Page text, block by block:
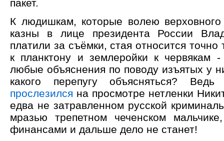
пакет.
К людишкам, которые волею верховного
казны в лице президента России
платили за съёмки, стая относится точно
к планктону и землеройки к червякам -
любые объяснения по поводу изъятых у
какого перепугу объясняться? Ведь
прослезился на просмотре нетленки
едва не затравленном русской
мразью трепетном чеченском
финансами и дальше дело не станет!